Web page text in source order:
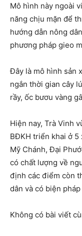
Mô hình này ngoài
năng chịu mặn để
hướng dẫn nông
phương pháp gieo
Đây là mô hình sản
ngắn thời gian cây
rầy, ốc bươu vàng
Hiện nay, Trà Vinh
BĐKH triển khai ở 5
Mỹ Chánh, Đại
có chất lượng về
định các điểm còn
dân và có biện
Không có bài viết